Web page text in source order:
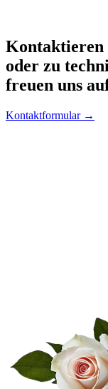
Kontaktieren
oder zu
freuen uns
Kontaktformular →